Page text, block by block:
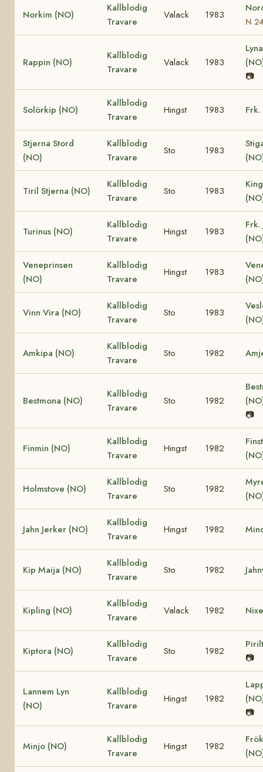
Norkim (NO)
Kallblodig
Travare
Valack 1983
N
Rappin (NO)
Kallblodig
Travare
Valack 1983
📷
Solörkip (NO)
Kallblodig
Travare
Hingst 1983
Stjerna Stord
(NO)
Kallblodig
Travare
Sto 1983
Tiril Stjerna (NO)
Kallblodig
Travare
Sto 1983
Turinus (NO)
Kallblodig
Travare
Hingst 1983
Frk.
Veneprinsen
(NO)
Kallblodig
Travare
Hingst 1983
Vinn Vira (NO)
Kallblodig
Travare
Sto 1983
Amkipa (NO)
Kallblodig
Travare
Sto 1982
Bestmona (NO)
Kallblodig
Travare
Sto 1982
📷
Finmin (NO)
Kallblodig
Travare
Hingst 1982
Holmstove (NO)
Kallblodig
Travare
Sto 1982
Jahn Jerker (NO)
Kallblodig
Travare
Hingst 1982
Kip Maija (NO)
Kallblodig
Travare
Sto 1982
Kipling (NO)
Kallblodig
Travare
Valack 1982
Kiptora (NO)
Kallblodig
Travare
Sto 1982
📷
Lannem Lyn
(NO)
Kallblodig
Travare
Hingst 1982
📷
Minjo (NO)
Kallblodig
Travare
Hingst 1982